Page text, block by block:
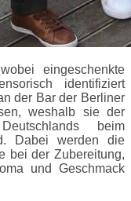
eingeschenkte
identifiziert
der Bar der Berliner
weshalb sie der
beim
Dabei werden die
bei der Zubereitung,
und Geschmack